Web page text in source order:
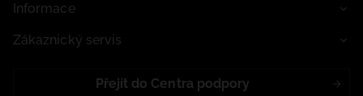
Informace
Zákaznický servis
Přejít do Centra podpory